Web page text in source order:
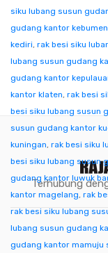
siku lubang susun
gudang kantor kebumen
kediri, rak besi siku
lubang susun gudang
gudang kantor
kantor klaten, rak besi
besi siku lubang susun
susun gudang kantor
kuningan, rak besi siku
besi siku lubang susun
gudang kantor luwuk
kantor magelang, rak
rak besi siku lubang
lubang susun gudang
gudang kantor mamuju
Terhubung